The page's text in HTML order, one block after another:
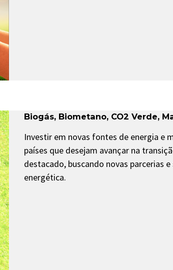
Biogás, Biometano, CO2 Verde,
Investir em novas fontes de energia e
países que desejam avançar na
destacado, buscando novas parcerias
energética.